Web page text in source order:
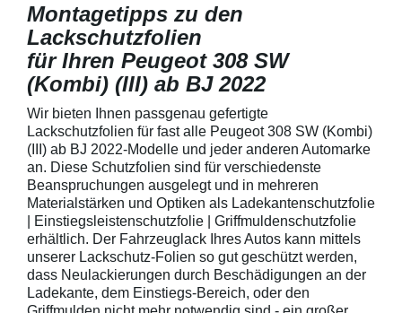
Montagetipps zu den
Lackschutzfolien
für Ihren Peugeot 308 SW
(Kombi) (III) ab BJ 2022
Wir bieten Ihnen passgenau gefertigte
Lackschutzfolien für fast alle Peugeot 308 SW (Kombi)
(III) ab BJ 2022-Modelle und jeder anderen Automarke
an. Diese Schutzfolien sind für verschiedenste
Beanspruchungen ausgelegt und in mehreren
Materialstärken und Optiken als Ladekantenschutzfolie
| Einstiegsleistenschutzfolie | Griffmuldenschutzfolie
erhältlich. Der Fahrzeuglack Ihres Autos kann mittels
unserer Lackschutz-Folien so gut geschützt werden,
dass Neulackierungen durch Beschädigungen an der
Ladekante, dem Einstiegs-Bereich, oder den